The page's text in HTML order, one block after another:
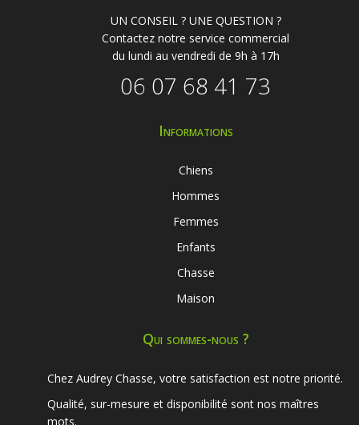
UN CONSEIL ? UNE QUESTION ?
Contactez notre service commercial
du lundi au vendredi de 9h à 17h
06 07 68 41 73
Informations
Chiens
Hommes
Femmes
Enfants
Chasse
Maison
Qui sommes-nous ?
Chez Audrey Chasse, votre satisfaction est notre priorité.
Qualité, sur-mesure et disponibilité sont nos maîtres
mots.